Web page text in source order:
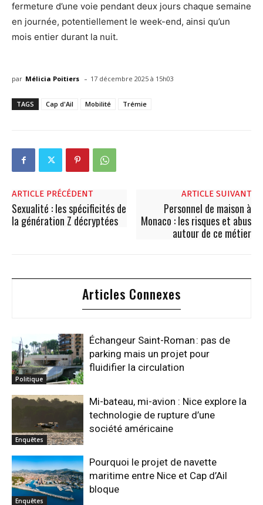
fermeture d’une voie pendant deux jours chaque semaine
en journée, potentiellement le week-end, ainsi qu’un
mois entier durant la nuit.
par Mélicia Poitiers - 17 décembre 2025 à 15h03
TAGS Cap d'Ail Mobilité Trémie
ARTICLE PRÉCÉDENT
Sexualité : les spécificités de
la génération Z décryptées
ARTICLE SUIVANT
Personnel de maison à
Monaco : les risques et abus
autour de ce métier
Articles Connexes
Politique
Échangeur Saint-Roman : pas de
parking mais un projet pour
fluidifier la circulation
Enquêtes
Mi-bateau, mi-avion : Nice explore la
technologie de rupture d’une
société américaine
Enquêtes
Pourquoi le projet de navette
maritime entre Nice et Cap d’Ail
bloque